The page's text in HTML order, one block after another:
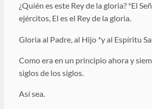
¿Quién es este Rey de la gloria? *El
ejércitos, El es el Rey de la gloria.
Gloria al Padre, al Hijo *y al Espíritu
Como era en un principio ahora y
siglos de los siglos.
Así sea.